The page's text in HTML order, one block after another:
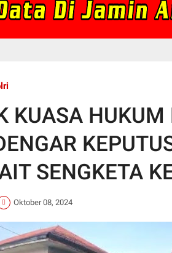
KUASA HUKUM
SENGKETA
Oktober 08, 2024